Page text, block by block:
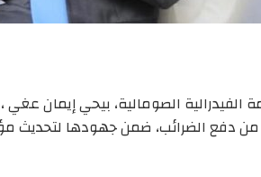
الفيدرالية الصومالية، بيحي إيمان
دفع الضرائب، ضمن جهودها لتحديث